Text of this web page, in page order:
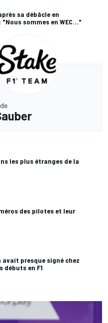
sa débâcle en
sommes en WEC..."
les plus étranges de la
des pilotes et leur
avait presque signé chez
débuts en F1